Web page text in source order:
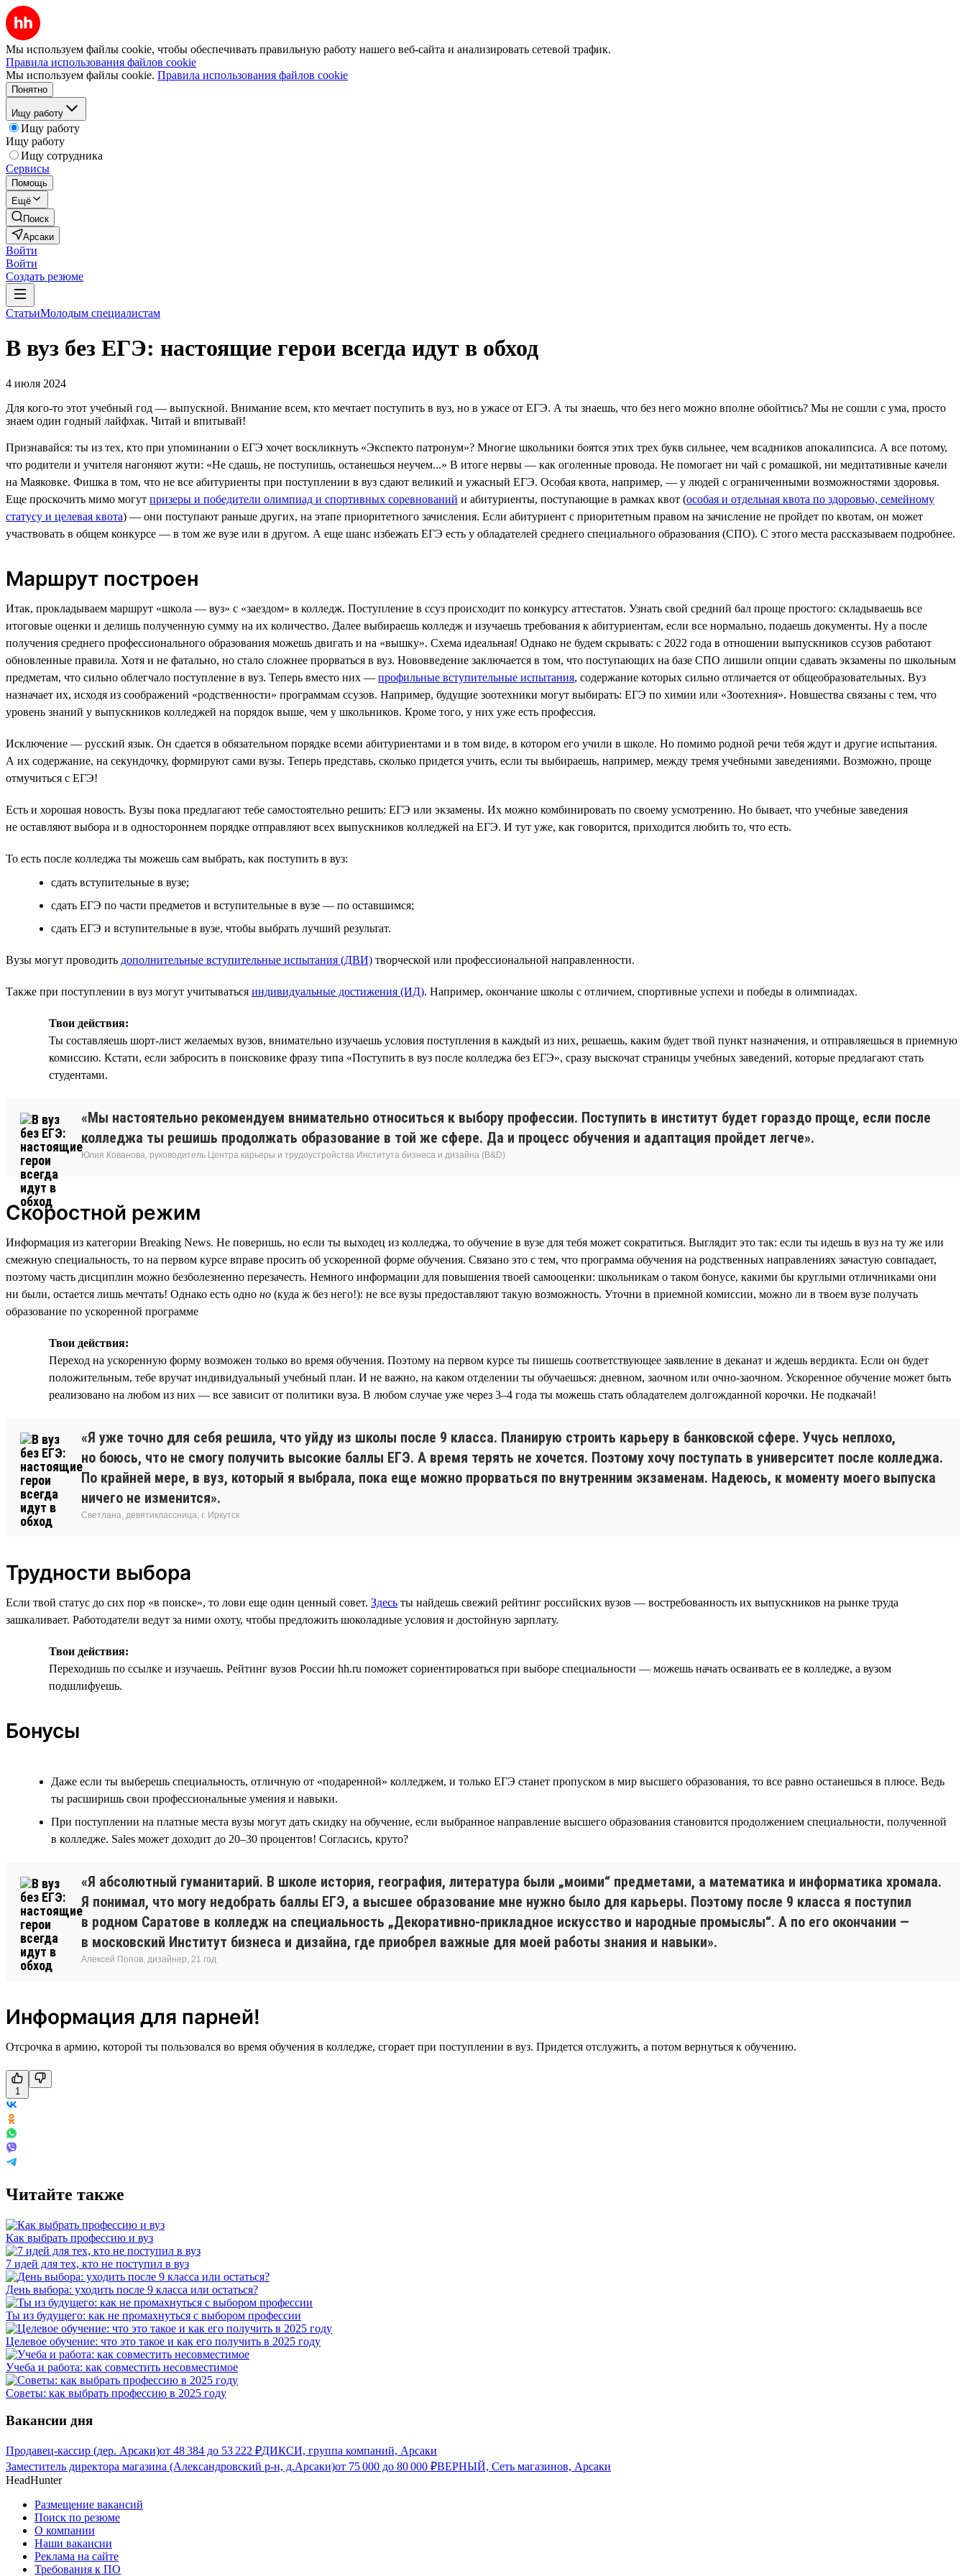
Мы используем файлы cookie, чтобы обеспечивать правильную работу нашего веб-сайта и анализировать сетевой трафик.
Правила использования файлов cookie
Мы используем файлы cookie. Правила использования файлов cookie
Понятно
Ищу работу
Ищу работу
Ищу работу
Ищу сотрудника
Сервисы
Помощь
Ещё
Поиск
Арсаки
Войти
Войти
Создать резюме
СтатьиМолодым специалистам
В вуз без ЕГЭ: настоящие герои всегда идут в обход
4 июля 2024
Для кого-то этот учебный год — выпускной. Внимание всем, кто мечтает поступить в вуз, но в ужасе от ЕГЭ. А ты знаешь, что без него можно вполне обойтись? Мы не сошли с ума, просто
знаем один годный лайфхак. Читай и впитывай!
Признавайся: ты из тех, кто при упоминании о ЕГЭ хочет воскликнуть «Экспекто патронум»? Многие школьники боятся этих трех букв сильнее, чем всадников апокалипсиса. А все потому,
что родители и учителя нагоняют жути: «Не сдашь, не поступишь, останешься неучем...» В итоге нервы — как оголенные провода. Не помогает ни чай с ромашкой, ни медитативные качели
на Маяковке. Фишка в том, что не все абитуриенты при поступлении в вуз сдают великий и ужасный ЕГЭ. Особая квота, например, — у людей с ограниченными возможностями здоровья.
Еще проскочить мимо могут призеры и победители олимпиад и спортивных соревнований и абитуриенты, поступающие в рамках квот (особая и отдельная квота по здоровью, семейному
статусу и целевая квота) — они поступают раньше других, на этапе приоритетного зачисления. Если абитуриент с приоритетным правом на зачисление не пройдет по квотам, он может
участвовать в общем конкурсе — в том же вузе или в другом. А еще шанс избежать ЕГЭ есть у обладателей среднего специального образования (СПО). С этого места рассказываем подробнее.
Маршрут построен
Итак, прокладываем маршрут «школа — вуз» с «заездом» в колледж. Поступление в ссуз происходит по конкурсу аттестатов. Узнать свой средний бал проще простого: складываешь все
итоговые оценки и делишь полученную сумму на их количество. Далее выбираешь колледж и изучаешь требования к абитуриентам, если все нормально, подаешь документы. Ну а после
получения среднего профессионального образования можешь двигать и на «вышку». Схема идеальная! Однако не будем скрывать: с 2022 года в отношении выпускников ссузов работают
обновленные правила. Хотя и не фатально, но стало сложнее прорваться в вуз. Нововведение заключается в том, что поступающих на базе СПО лишили опции сдавать экзамены по школьным
предметам, что сильно облегчало поступление в вуз. Теперь вместо них — профильные вступительные испытания, содержание которых сильно отличается от общеобразовательных. Вуз
назначает их, исходя из соображений «родственности» программам ссузов. Например, будущие зоотехники могут выбирать: ЕГЭ по химии или «Зоотехния». Новшества связаны с тем, что
уровень знаний у выпускников колледжей на порядок выше, чем у школьников. Кроме того, у них уже есть профессия.
Исключение — русский язык. Он сдается в обязательном порядке всеми абитуриентами и в том виде, в котором его учили в школе. Но помимо родной речи тебя ждут и другие испытания.
А их содержание, на секундочку, формируют сами вузы. Теперь представь, сколько придется учить, если ты выбираешь, например, между тремя учебными заведениями. Возможно, проще
отмучиться с ЕГЭ!
Есть и хорошая новость. Вузы пока предлагают тебе самостоятельно решить: ЕГЭ или экзамены. Их можно комбинировать по своему усмотрению. Но бывает, что учебные заведения
не оставляют выбора и в одностороннем порядке отправляют всех выпускников колледжей на ЕГЭ. И тут уже, как говорится, приходится любить то, что есть.
То есть после колледжа ты можешь сам выбрать, как поступить в вуз:
сдать вступительные в вузе;
сдать ЕГЭ по части предметов и вступительные в вузе — по оставшимся;
сдать ЕГЭ и вступительные в вузе, чтобы выбрать лучший результат.
Вузы могут проводить дополнительные вступительные испытания (ДВИ) творческой или профессиональной направленности.
Также при поступлении в вуз могут учитываться индивидуальные достижения (ИД). Например, окончание школы с отличием, спортивные успехи и победы в олимпиадах.
Твои действия:
Ты составляешь шорт-лист желаемых вузов, внимательно изучаешь условия поступления в каждый из них, решаешь, каким будет твой пункт назначения, и отправляешься в приемную
комиссию. Кстати, если забросить в поисковике фразу типа «Поступить в вуз после колледжа без ЕГЭ», сразу выскочат страницы учебных заведений, которые предлагают стать
студентами.
«Мы настоятельно рекомендуем внимательно относиться к выбору профессии. Поступить в институт будет гораздо проще, если после
колледжа ты решишь продолжать образование в той же сфере. Да и процесс обучения и адаптация пройдет легче».
Юлия Кованова, руководитель Центра карьеры и трудоустройства Института бизнеса и дизайна (B&D)
Скоростной режим
Информация из категории Breaking News. Не поверишь, но если ты выходец из колледжа, то обучение в вузе для тебя может сократиться. Выглядит это так: если ты идешь в вуз на ту же или
смежную специальность, то на первом курсе вправе просить об ускоренной форме обучения. Связано это с тем, что программа обучения на родственных направлениях зачастую совпадает,
поэтому часть дисциплин можно безболезненно перезачесть. Немного информации для повышения твоей самооценки: школьникам о таком бонусе, какими бы круглыми отличниками они
ни были, остается лишь мечтать! Однако есть одно но (куда ж без него!): не все вузы предоставляют такую возможность. Уточни в приемной комиссии, можно ли в твоем вузе получать
образование по ускоренной программе
Твои действия:
Переход на ускоренную форму возможен только во время обучения. Поэтому на первом курсе ты пишешь соответствующее заявление в деканат и ждешь вердикта. Если он будет
положительным, тебе вручат индивидуальный учебный план. И не важно, на каком отделении ты обучаешься: дневном, заочном или очно-заочном. Ускоренное обучение может быть
реализовано на любом из них — все зависит от политики вуза. В любом случае уже через 3–4 года ты можешь стать обладателем долгожданной корочки. Не подкачай!
«Я уже точно для себя решила, что уйду из школы после 9 класса. Планирую строить карьеру в банковской сфере. Учусь неплохо,
но боюсь, что не смогу получить высокие баллы ЕГЭ. А время терять не хочется. Поэтому хочу поступать в университет после колледжа.
По крайней мере, в вуз, который я выбрала, пока еще можно прорваться по внутренним экзаменам. Надеюсь, к моменту моего выпуска
ничего не изменится».
Светлана, девятиклассница, г. Иркутск
Трудности выбора
Если твой статус до сих пор «в поиске», то лови еще один ценный совет. Здесь ты найдешь свежий рейтинг российских вузов — востребованность их выпускников на рынке труда
зашкаливает. Работодатели ведут за ними охоту, чтобы предложить шоколадные условия и достойную зарплату.
Твои действия:
Переходишь по ссылке и изучаешь. Рейтинг вузов России hh.ru поможет сориентироваться при выборе специальности — можешь начать осваивать ее в колледже, а вузом
подшлифуешь.
Бонусы
Даже если ты выберешь специальность, отличную от «подаренной» колледжем, и только ЕГЭ станет пропуском в мир высшего образования, то все равно останешься в плюсе. Ведь
ты расширишь свои профессиональные умения и навыки.
При поступлении на платные места вузы могут дать скидку на обучение, если выбранное направление высшего образования становится продолжением специальности, полученной
в колледже. Sales может доходит до 20–30 процентов! Согласись, круто?
«Я абсолютный гуманитарий. В школе история, география, литература были „моими“ предметами, а математика и информатика хромала.
Я понимал, что могу недобрать баллы ЕГЭ, а высшее образование мне нужно было для карьеры. Поэтому после 9 класса я поступил
в родном Саратове в колледж на специальность „Декоративно-прикладное искусство и народные промыслы“. А по его окончании —
в московский Институт бизнеса и дизайна, где приобрел важные для моей работы знания и навыки».
Алексей Попов, дизайнер, 21 год
Информация для парней!
Отсрочка в армию, которой ты пользовался во время обучения в колледже, сгорает при поступлении в вуз. Придется отслужить, а потом вернуться к обучению.
1
Читайте также
Как выбрать профессию и вуз
7 идей для тех, кто не поступил в вуз
День выбора: уходить после 9 класса или остаться?
Ты из будущего: как не промахнуться с выбором профессии
Целевое обучение: что это такое и как его получить в 2025 году
Учеба и работа: как совместить несовместимое
Советы: как выбрать профессию в 2025 году
Вакансии дня
Продавец-кассир (дер. Арсаки)от 48 384 до 53 222 ₽ДИКСИ, группа компаний, Арсаки
Заместитель директора магазина (Александровский р-н, д.Арсаки)от 75 000 до 80 000 ₽ВЕРНЫЙ, Сеть магазинов, Арсаки
HeadHunter
Размещение вакансий
Поиск по резюме
О компании
Наши вакансии
Реклама на сайте
Требования к ПО